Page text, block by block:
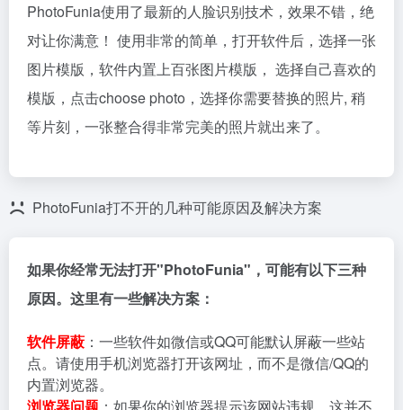
PhotoFunia使用了最新的人脸识别技术，效果不错，绝
对让你满意！ 使用非常的简单，打开软件后，选择一张
图片模版，软件内置上百张图片模版， 选择自己喜欢的
模版，点击choose photo，选择你需要替换的照片, 稍
等片刻，一张整合得非常完美的照片就出来了。
PhotoFunia打不开的几种可能原因及解决方案
如果你经常无法打开"PhotoFunia"，可能有以下三种
原因。这里有一些解决方案：
软件屏蔽 ：一些软件如微信或QQ可能默认屏蔽一些站
点。请使用手机浏览器打开该网址，而不是微信/QQ的
内置浏览器。